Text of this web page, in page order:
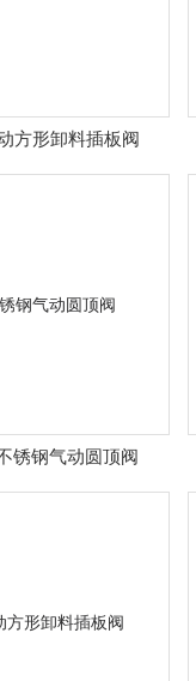
方形卸料插板阀
锈钢气动圆顶阀